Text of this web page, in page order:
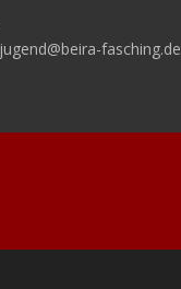
jugend@beira-fasching.de